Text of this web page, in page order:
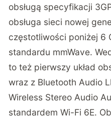
obsługą specyfikacji
obsługa sieci nowej
częstotliwości poniżej 6
standardu mmWave.
to też pierwszy układ
wraz z Bluetooth Audio
Wireless Stereo Audio
standardem Wi-Fi 6E.